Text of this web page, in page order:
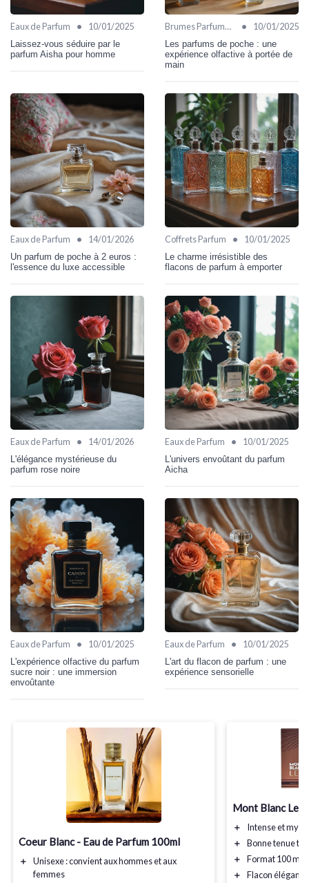
Eaux de Parfum • 10/01/2025
Laissez-vous séduire par le
parfum Aisha pour homme
Brumes Parfumées • 10/01/2025
Les parfums de poche : une
expérience olfactive à portée de
main
Eaux de Parfum • 14/01/2026
Un parfum de poche à 2 euros :
l'essence du luxe accessible
Coffrets Parfum • 10/01/2025
Le charme irrésistible des
flacons de parfum à emporter
Eaux de Parfum • 14/01/2026
L'élégance mystérieuse du
parfum rose noire
Eaux de Parfum • 10/01/2025
L'univers envoûtant du parfum
Aicha
Eaux de Parfum • 10/01/2025
L'expérience olfactive du parfum
sucre noir : une immersion
envoûtante
Eaux de Parfum • 10/01/2025
L'art du flacon de parfum : une
expérience sensorielle
Coeur Blanc - Eau de Parfum 100ml
＋ Unisexe: convient aux hommes et aux
femmes
Mont Blanc
＋ Intenseet
＋
Bonne tenue
＋
Format 100 ml
＋
Flacon élégant